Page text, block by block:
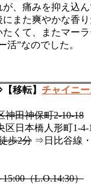
、痛みを抑え込
また爽やかな香
くて、またマー
活”なのでした。
移転】 チャイニ
神田神保町2-10-18
日本橋人形町1-4-
歩2分 ⇒日比谷線
（L.O.14:30）